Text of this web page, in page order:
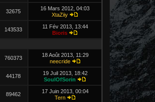
32675
16 Mars 2012, 04:03
XtaZiiy
143533
11 Fév 2013, 13:44
Bioris
760373
18 Août 2013, 11:29
neecride
44178
19 Juil 2013, 18:42
SoulOfSorin
89462
17 Juin 2013, 00:04
Tern